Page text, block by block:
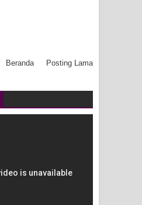
Posting Lama
Beranda